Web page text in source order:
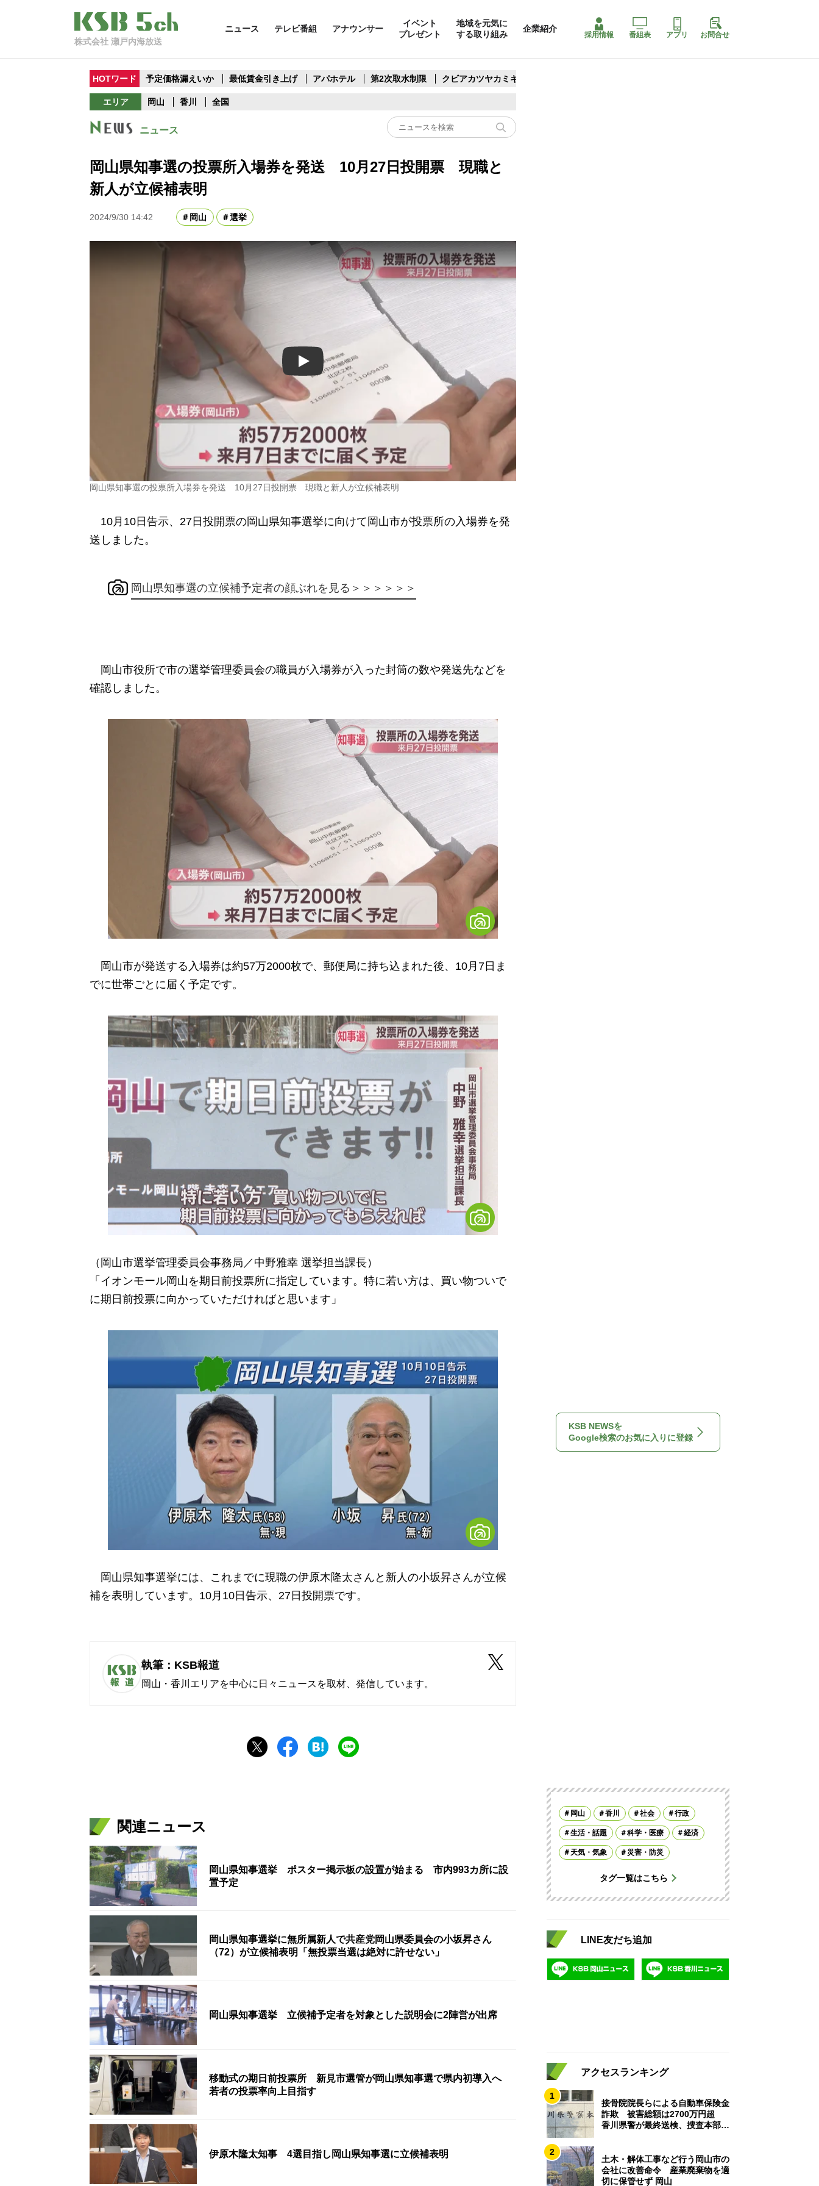
株式会社 瀬戸内海放送
ニュース テレビ番組 アナウンサー
イベント
プレゼント
地域を元気に
する取り組み
企業紹介
採用情報 番組表 アプリ お問合せ
HOTワード 予定価格漏えいか 最低賃金引き上げ アパホテル 第2次取水制限 クビアカツヤカミキリ
エリア 岡山 香川 全国
ニュース
岡山県知事選の投票所入場券を発送 10月27日投開票 現職と
新人が立候補表明
2024/9/30 14:42 岡山 選挙
Play
岡山県知事選の投票所入場券を発送 10月27日投開票 現職と新人が立候補表明
10月10日告示、27日投開票の岡山県知事選挙に向けて岡山市が投票所の入場券を発
送しました。
岡山県知事選の立候補予定者の顔ぶれを見る＞＞＞＞＞＞
岡山市役所で市の選挙管理委員会の職員が入場券が入った封筒の数や発送先などを
確認しました。
岡山市が発送する入場券は約57万2000枚で、郵便局に持ち込まれた後、10月7日ま
でに世帯ごとに届く予定です。
（岡山市選挙管理委員会事務局／中野雅幸 選挙担当課長）
「イオンモール岡山を期日前投票所に指定しています。特に若い方は、買い物ついで
に期日前投票に向かっていただければと思います」
岡山県知事選挙には、これまでに現職の伊原木隆太さんと新人の小坂昇さんが立候
補を表明しています。10月10日告示、27日投開票です。
執筆：KSB報道
岡山・香川エリアを中心に日々ニュースを取材、発信しています。
関連ニュース
岡山県知事選挙 ポスター掲示板の設置が始まる 市内993カ所に設
置予定
岡山県知事選挙に無所属新人で共産党岡山県委員会の小坂昇さん
（72）が立候補表明「無投票当選は絶対に許せない」
岡山県知事選挙 立候補予定者を対象とした説明会に2陣営が出席
移動式の期日前投票所 新見市選管が岡山県知事選で県内初導入へ
若者の投票率向上目指す
伊原木隆太知事 4選目指し岡山県知事選に立候補表明
KSB NEWSを
Google検索のお気に入りに登録
岡山 香川 社会 行政
生活・話題 科学・医療 経済
天気・気象 災害・防災
タグ一覧はこちら
LINE友だち追加
アクセスランキング
1
接骨院院長らによる自動車保険金
詐欺 被害総額は2700万円超
香川県警が最終送検、捜査本部解
2
土木・解体工事など行う岡山市の
会社に改善命令 産業廃棄物を適
切に保管せず 岡山